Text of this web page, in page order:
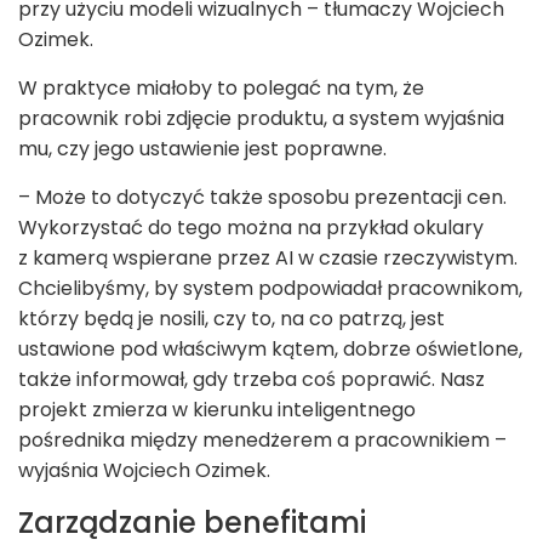
przy użyciu modeli wizualnych – tłumaczy Wojciech
Ozimek.
W praktyce miałoby to polegać na tym, że
pracownik robi zdjęcie produktu, a system wyjaśnia
mu, czy jego ustawienie jest poprawne.
– Może to dotyczyć także sposobu prezentacji cen.
Wykorzystać do tego można na przykład okulary
z kamerą wspierane przez AI w czasie rzeczywistym.
Chcielibyśmy, by system podpowiadał pracownikom,
którzy będą je nosili, czy to, na co patrzą, jest
ustawione pod właściwym kątem, dobrze oświetlone,
także informował, gdy trzeba coś poprawić. Nasz
projekt zmierza w kierunku inteligentnego
pośrednika między menedżerem a pracownikiem –
wyjaśnia Wojciech Ozimek.
Zarządzanie benefitami